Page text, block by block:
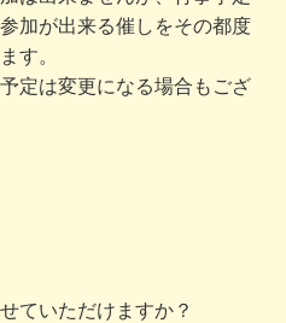
加が出来る催しをその都度
す。
定は変更になる場合もござ
ていただけますか？